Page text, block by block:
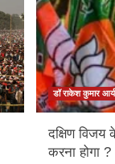
डॉ राकेश कुमार
दक्षिण विजय
करना होगा ?